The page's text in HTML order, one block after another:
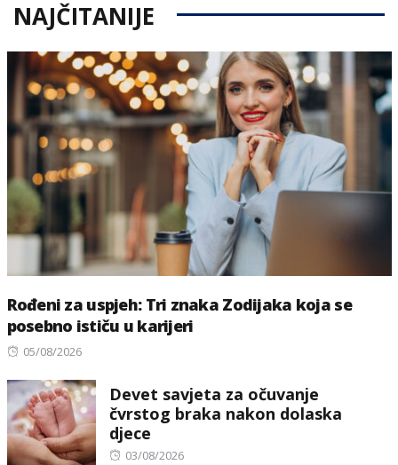
NAJČITANIJE
Rođeni za uspjeh: Tri znaka Zodijaka koja se
posebno ističu u karijeri
Posted
05/08/2026
Devet savjeta za očuvanje
čvrstog braka nakon dolaska
djece
Posted
03/08/2026